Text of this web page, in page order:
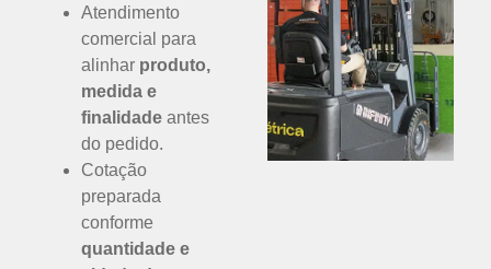
Atendimento
comercial para
alinhar produto,
medida e
finalidade antes
do pedido.
Cotação
preparada
conforme
quantidade e